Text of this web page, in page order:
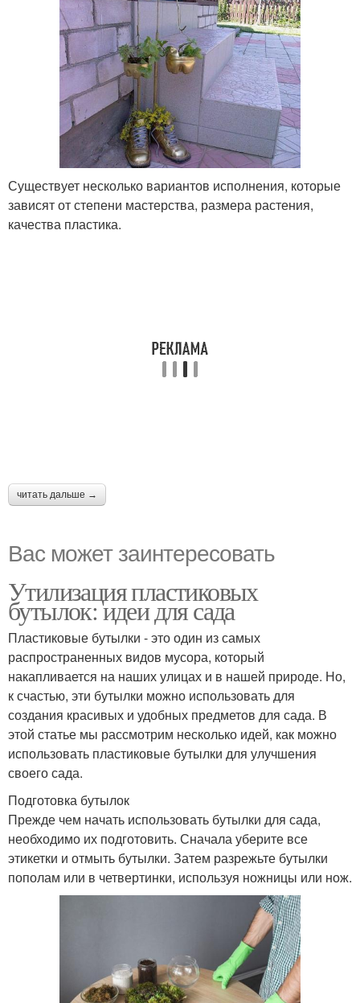
Существует несколько вариантов исполнения, которые
зависят от степени мастерства, размера растения,
качества пластика.
читать дальше →
Вас может заинтересовать
Утилизация пластиковых
бутылок: идеи для сада
Пластиковые бутылки - это один из самых
распространенных видов мусора, который
накапливается на наших улицах и в нашей природе. Но,
к счастью, эти бутылки можно использовать для
создания красивых и удобных предметов для сада. В
этой статье мы рассмотрим несколько идей, как можно
использовать пластиковые бутылки для улучшения
своего сада.
Подготовка бутылок
Прежде чем начать использовать бутылки для сада,
необходимо их подготовить. Сначала уберите все
этикетки и отмыть бутылки. Затем разрежьте бутылки
пополам или в четвертинки, используя ножницы или нож.